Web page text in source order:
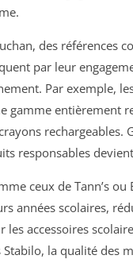
des références
par leur
Par exemple,
gamme entièrement
rechargeables.
responsables
ceux de Tann’s ou
années scolaires,
accessoires
la qualité des